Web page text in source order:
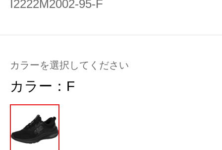
I2222M2002-95-F
カラーを選択してください
カラー： F